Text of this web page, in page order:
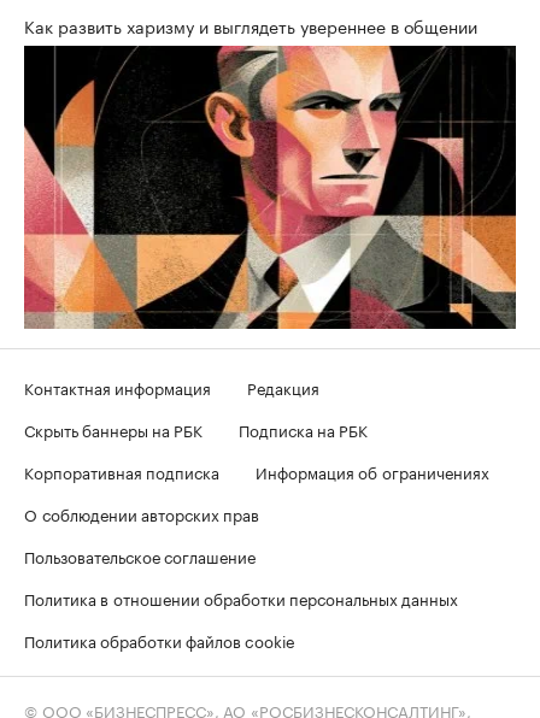
Как развить харизму и выглядеть увереннее в общении
Контактная информация
Редакция
Скрыть баннеры на РБК
Подписка на РБК
Корпоративная подписка
Информация об ограничениях
О соблюдении авторских прав
Пользовательское соглашение
Политика в отношении обработки персональных данных
Политика обработки файлов cookie
© ООО «БИЗНЕСПРЕСС», АО «РОСБИЗНЕСКОНСАЛТИНГ»,